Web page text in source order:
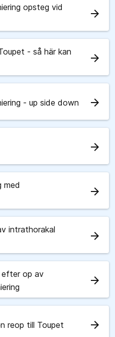
opsteg vid
arrow_forward
- så här kan
arrow_forward
- up side down arrow_forward
arrow_forward
med
arrow_forward
intrathorakal
arrow_forward
efter op av
arrow_forward
reop till Toupet arrow_forward